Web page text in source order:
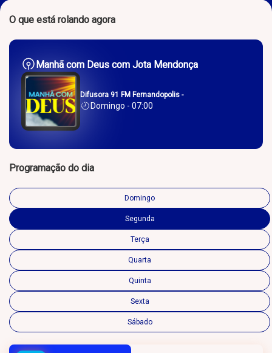
O que está rolando agora
Manhã com Deus com Jota Mendonça
Difusora 91 FM Fernandopolis -
Domingo - 07:00
Programação do dia
Domingo
Segunda
Terça
Quarta
Quinta
Sexta
Sábado